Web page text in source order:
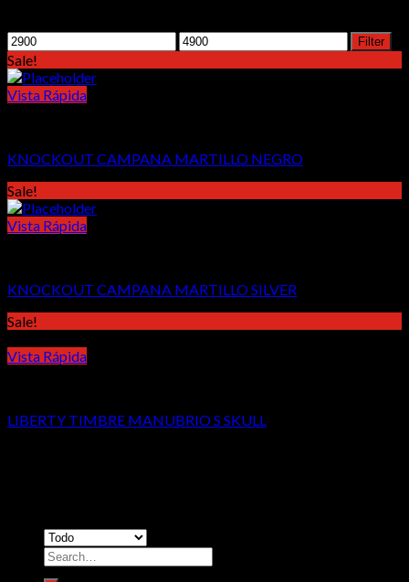
Min
price
Max
price
Filter
Sale!
Vista Rápida
KNOCKOUT CAMPANA MARTILLO NEGRO
Sale!
Vista Rápida
KNOCKOUT CAMPANA MARTILLO SILVER
Sale!
Vista Rápida
LIBERTY TIMBRE MANUBRIO S SKULL